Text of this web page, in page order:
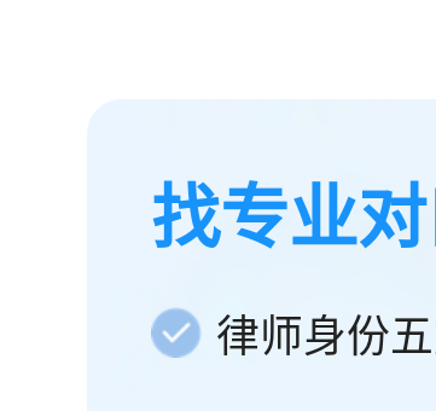
找专业
律师身份